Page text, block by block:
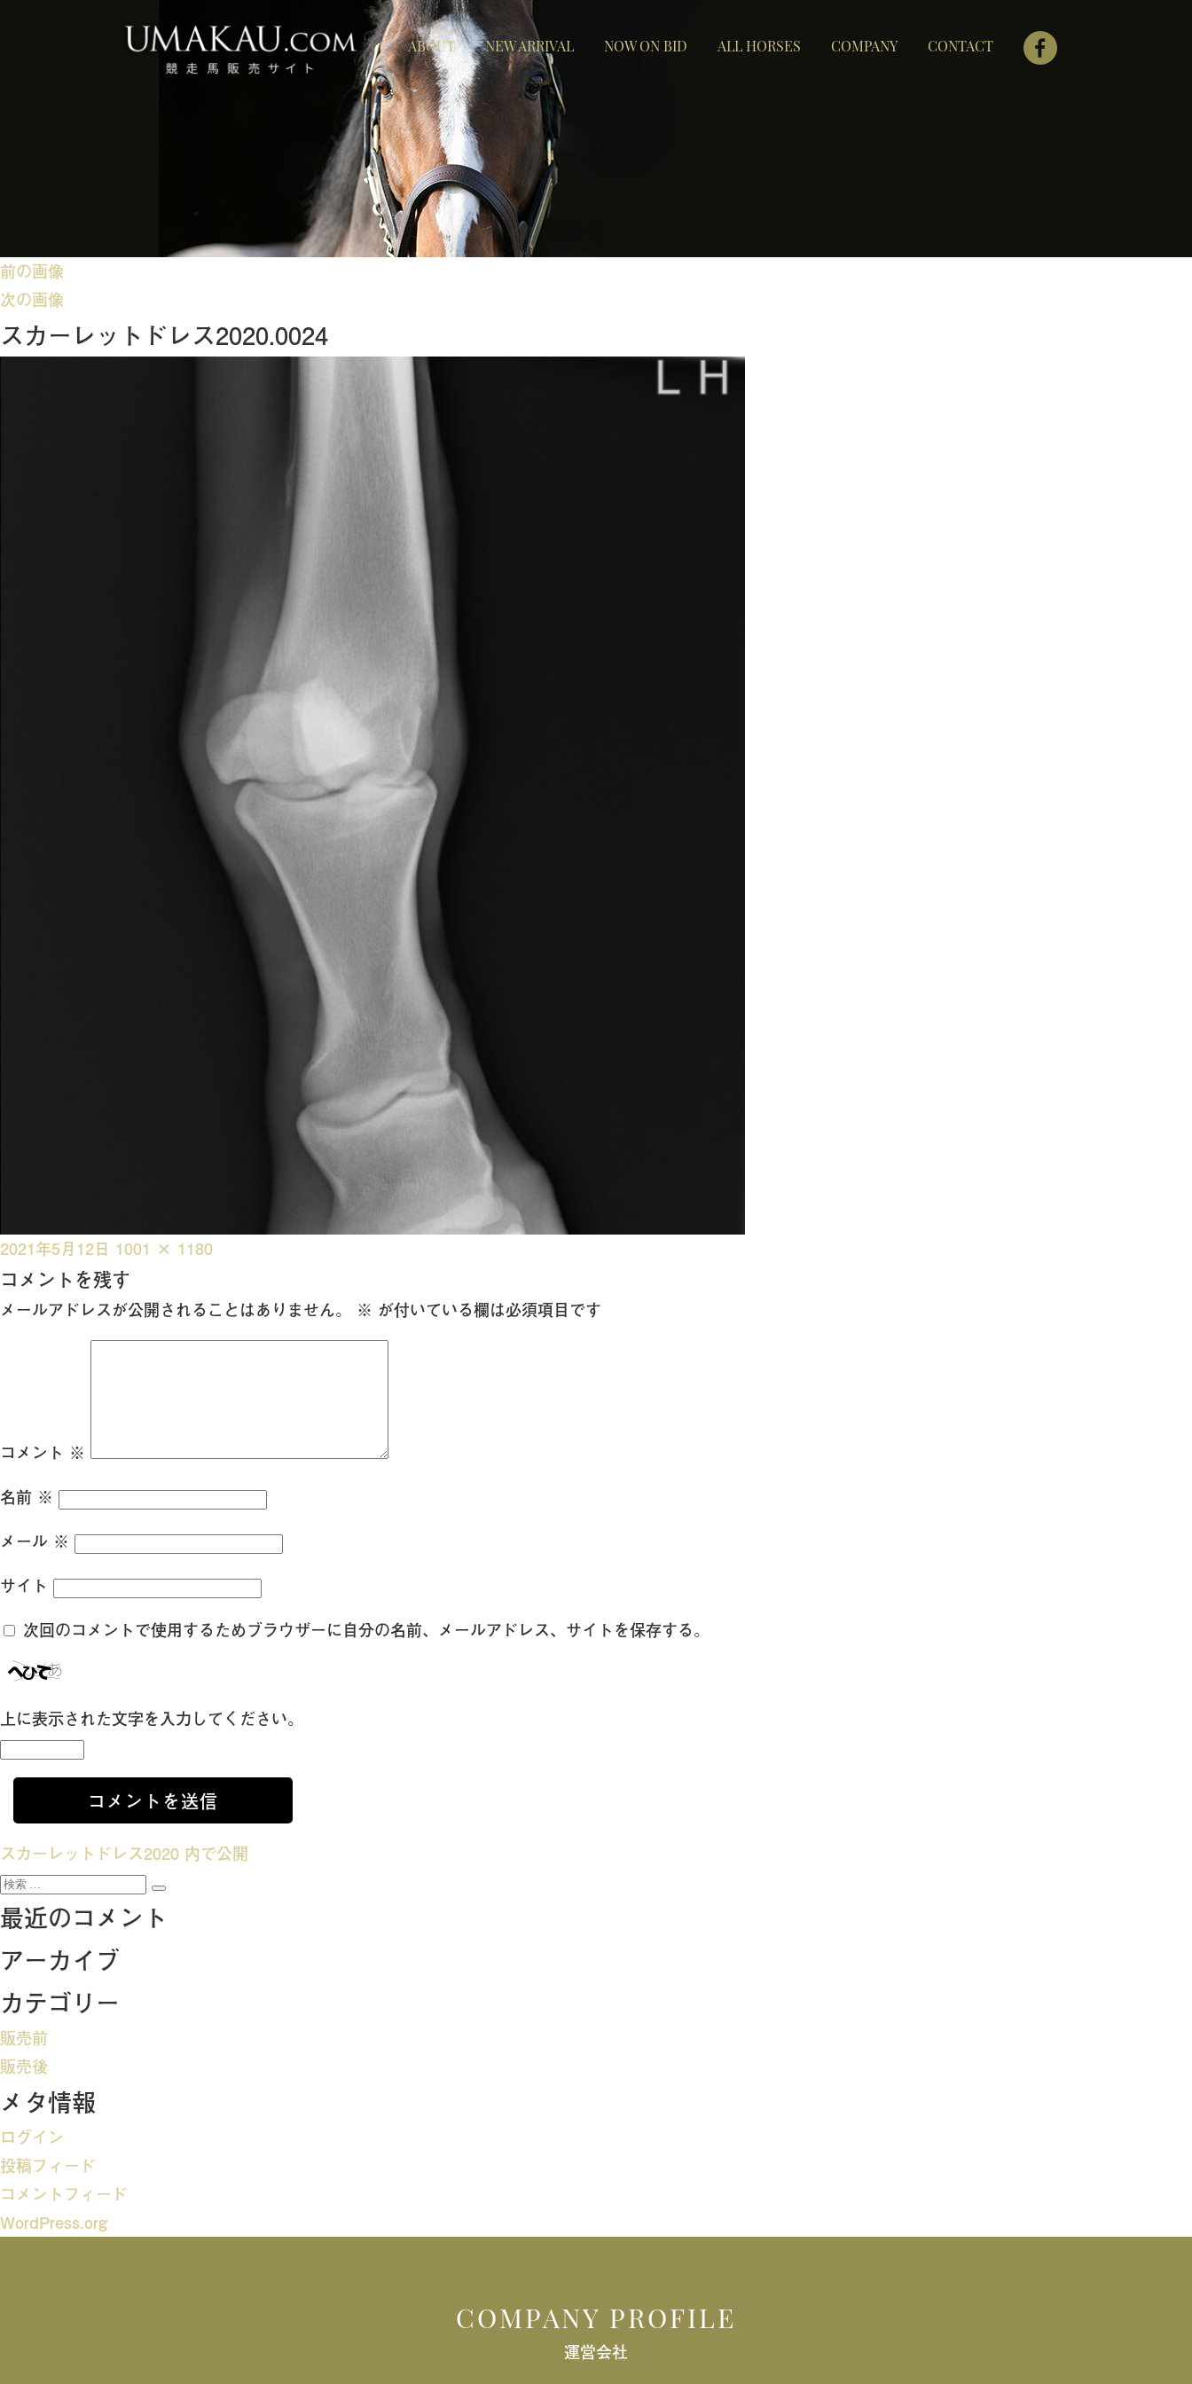
ABOUT NEW ARRIVAL NOW ON BID ALL HORSES COMPANY CONTACT
前の画像
次の画像
スカーレットドレス2020.0024
投
稿
日:
2021年5月12日 フ
ル
サ
1001 × 1180
コメントを残す
メールアドレスが公開されることはありません。 ※ が付いている欄は必須項目です
コメント ※
名前 ※
メール ※
サイト
次回のコメントで使用するためブラウザーに自分の名前、メールアドレス、サイトを保存する。
上に表示された文字を入力してください。
投
稿
ナ
ビ
ゲ
ー
シ
ョ
ン
スカーレットドレス2020 内で公開
検
索:
検
最近のコメント
アーカイブ
カテゴリー
販売前
販売後
メタ情報
ログイン
投稿フィード
コメントフィード
WordPress.org
COMPANY PROFILE
運営会社